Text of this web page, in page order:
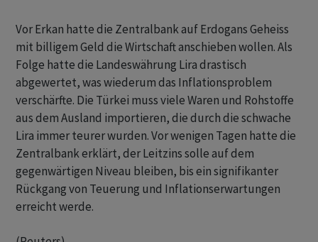
Vor Erkan hatte die Zentralbank auf Erdogans Geheiss
mit billigem Geld die Wirtschaft anschieben wollen. Als
Folge hatte die Landeswährung Lira drastisch
abgewertet, was wiederum das Inflationsproblem
verschärfte. Die Türkei muss viele Waren und Rohstoffe
aus dem Ausland importieren, die durch die schwache
Lira immer teurer wurden. Vor wenigen Tagen hatte die
Zentralbank erklärt, der Leitzins solle auf dem
gegenwärtigen Niveau bleiben, bis ein signifikanter
Rückgang von Teuerung und Inflationserwartungen
erreicht werde.